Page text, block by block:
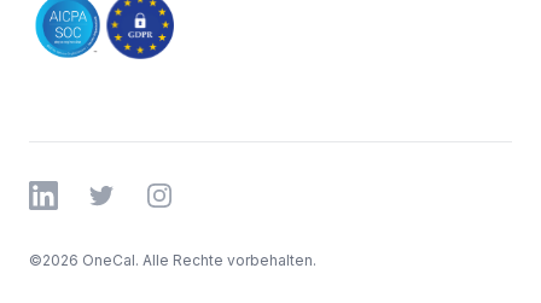
LinkedInTwitter Instagram
©2026 OneCal. Alle Rechte vorbehalten.